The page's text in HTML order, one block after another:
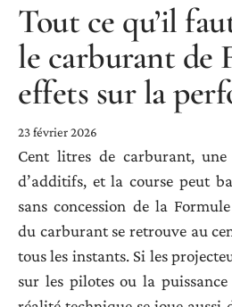
Tout ce qu’il
le carburant de
effets sur la
23 février 2026
Cent litres de carburant, une
d’additifs, et la course peut
sans concession de la
du carburant se retrouve au
tous les instants. Si les
sur les pilotes ou la